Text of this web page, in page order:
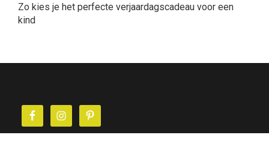
Zo kies je het perfecte verjaardagscadeau voor een
kind